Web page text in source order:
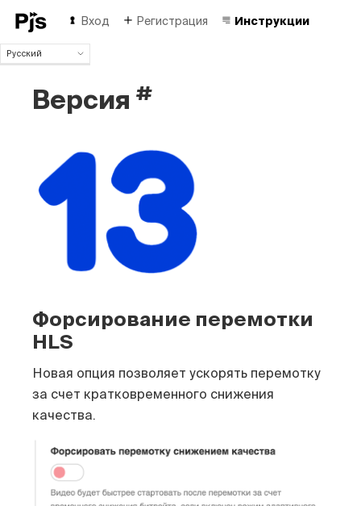
Вход Регистрация Инструкции
Русский
English
EspañolВерсия#
Форсирование перемотки
HLS
Новая опция позволяет ускорять перемотку
за счет кратковременного снижения
качества.